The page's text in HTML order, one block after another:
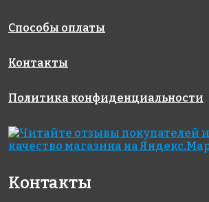
Способы оплаты
Контакты
Политика конфиденциальности
Контакты